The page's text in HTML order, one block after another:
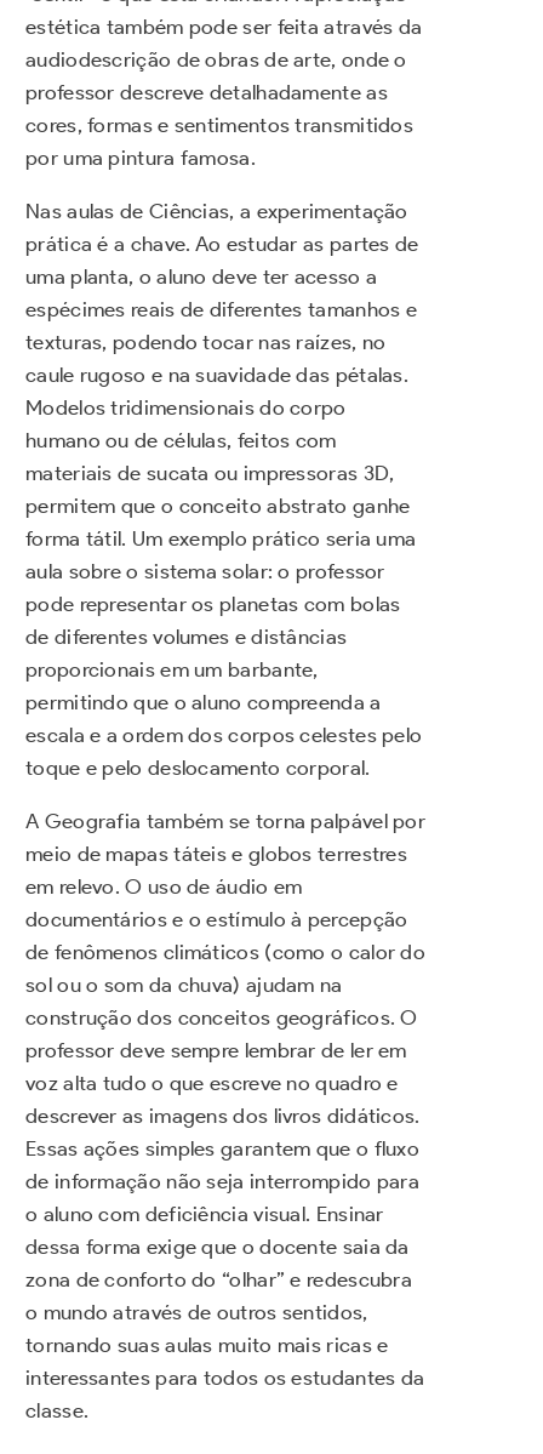
estética também pode ser feita através da
audiodescrição de obras de arte, onde o
professor descreve detalhadamente as
cores, formas e sentimentos transmitidos
por uma pintura famosa.
Nas aulas de Ciências, a experimentação
prática é a chave. Ao estudar as partes de
uma planta, o aluno deve ter acesso a
espécimes reais de diferentes tamanhos e
texturas, podendo tocar nas raízes, no
caule rugoso e na suavidade das pétalas.
Modelos tridimensionais do corpo
humano ou de células, feitos com
materiais de sucata ou impressoras 3D,
permitem que o conceito abstrato ganhe
forma tátil. Um exemplo prático seria uma
aula sobre o sistema solar: o professor
pode representar os planetas com bolas
de diferentes volumes e distâncias
proporcionais em um barbante,
permitindo que o aluno compreenda a
escala e a ordem dos corpos celestes pelo
toque e pelo deslocamento corporal.
A Geografia também se torna palpável por
meio de mapas táteis e globos terrestres
em relevo. O uso de áudio em
documentários e o estímulo à percepção
de fenômenos climáticos (como o calor do
sol ou o som da chuva) ajudam na
construção dos conceitos geográficos. O
professor deve sempre lembrar de ler em
voz alta tudo o que escreve no quadro e
descrever as imagens dos livros didáticos.
Essas ações simples garantem que o fluxo
de informação não seja interrompido para
o aluno com deficiência visual. Ensinar
dessa forma exige que o docente saia da
zona de conforto do “olhar” e redescubra
o mundo através de outros sentidos,
tornando suas aulas muito mais ricas e
interessantes para todos os estudantes da
classe.